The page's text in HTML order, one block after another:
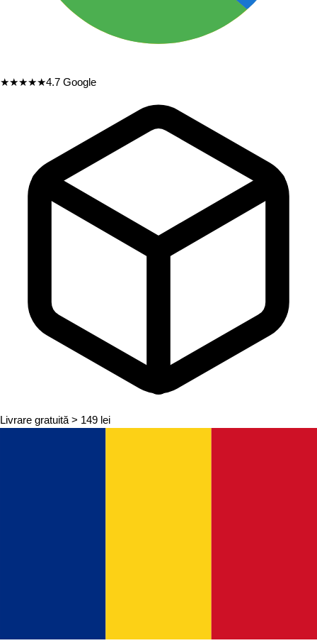
★★★★★4.7 Google
Livrare gratuită > 149 lei